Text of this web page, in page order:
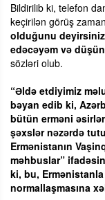
Bildirilib ki, telefon
keçirilən görüş
olduğunu
edəcəyəm və
sözləri olub.
“Əldə etdiyimiz
bəyan edib ki,
bütün erməni
şəxslər nəzərdə
Ermənistanın
məhbuslar”
ki, bu,
normallaşmasına